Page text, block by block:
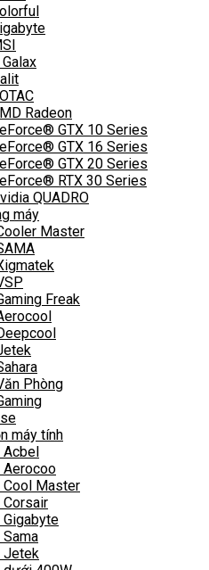
Radeon
GTX 10 Series
GTX 16 Series
GTX 20 Series
RTX 30 Series
QUADRO
máy
Master
Freak
Phòng
máy tính
Acbel
Aerocoo
Cool Master
Corsair
Gigabyte
Sama
Jetek